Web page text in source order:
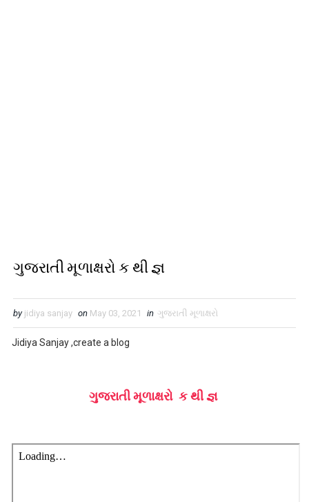
ગુજરાતી મૂળાક્ષરો ક થી જ્ઞ
by jidiya sanjay on May 03, 2021 in ગુજરાતી મૂળાક્ષરો
Jidiya Sanjay ,create a blog
ગુજરાતી મૂળાક્ષરો ક થી જ્ઞ